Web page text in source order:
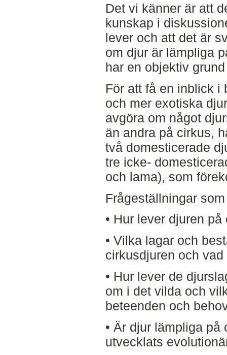
Det vi känner är att
kunskap i
lever och att det är
om djur är lämpliga
har en objektiv
För att få en inblick i
och mer exotiska
avgöra om något
än andra på cirkus,
två domesticerade
tre icke-
och lama), som
Frågeställningar
• Hur lever djuren på
• Vilka lagar och
cirkusdjuren och
• Hur lever de
om i det vilda och
beteenden och
• Är djur lämpliga
utvecklats